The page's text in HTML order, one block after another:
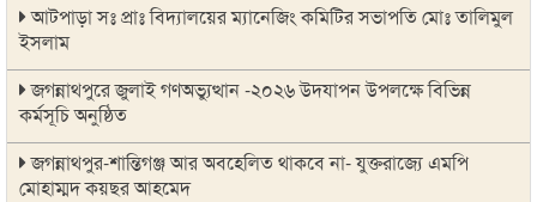
আটপাড়া সঃ প্রাঃ বিদ্যালয়ের ম্যানেজিং কমিটির সভাপতি মোঃ তালিমুল
ইসলাম
জগন্নাথপুরে জুলাই গণঅভ্যুত্থান -২০২৬ উদযাপন উপলক্ষে বিভিন্ন
কর্মসূচি অনুষ্ঠিত
জগন্নাথপুর-শান্তিগঞ্জ আর অবহেলিত থাকবে না- যুক্তরাজ্যে এমপি
মোহাম্মদ কয়ছর আহমেদ